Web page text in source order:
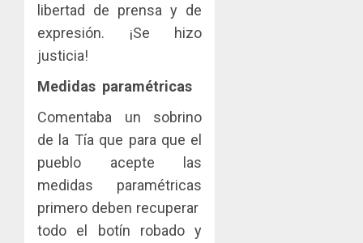
libertad de prensa y de
expresión. ¡Se hizo
justicia!
Medidas paramétricas
Comentaba un sobrino
de la Tía que para que el
pueblo acepte las
medidas paramétricas
primero deben recuperar
todo el botín robado y